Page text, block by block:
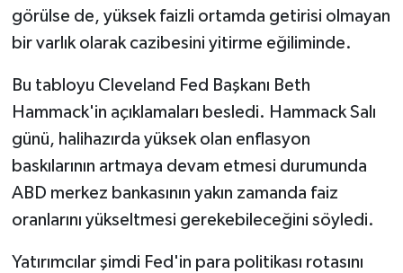
görülse de, yüksek faizli ortamda getirisi olmayan
bir varlık olarak cazibesini yitirme eğiliminde.
Bu tabloyu Cleveland Fed Başkanı Beth
Hammack'in açıklamaları besledi. Hammack Salı
günü, halihazırda yüksek olan enflasyon
baskılarının artmaya devam etmesi durumunda
ABD merkez bankasının yakın zamanda faiz
oranlarını yükseltmesi gerekebileceğini söyledi.
Yatırımcılar şimdi Fed'in para politikası rotasını